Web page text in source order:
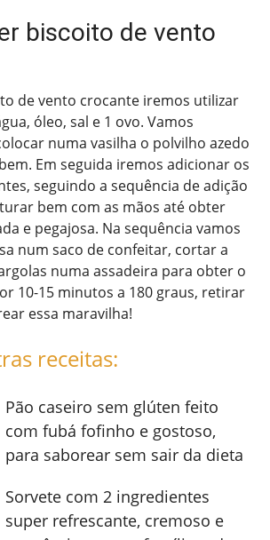
biscoito de vento
de vento crocante iremos utilizar
óleo, sal e 1 ovo. Vamos
numa vasilha o polvilho azedo
Em seguida iremos adicionar os
seguindo a sequência de adição
bem com as mãos até obter
e pegajosa. Na sequência vamos
num saco de confeitar, cortar a
numa assadeira para obter o
10-15 minutos a 180 graus, retirar
essa maravilha!
receitas:
Pão caseiro sem glúten feito
com fubá fofinho e gostoso,
para saborear sem sair da dieta
Sorvete com 2 ingredientes
super refrescante, cremoso e